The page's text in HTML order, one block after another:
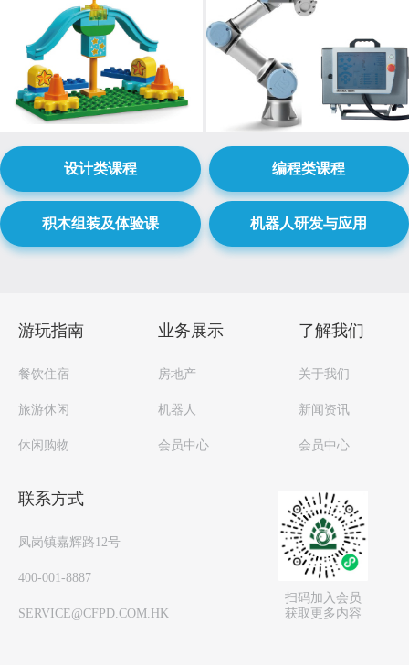
设计类课程 编程类课程
积木组装及体验课 机器人研发与应用
游玩指南
餐饮住宿
旅游休闲
休闲购物
房地产
机器人
会员中心
业务展示
关于我们
新闻资讯
会员中心
了解我们
联系方式
凤岗镇嘉辉路12号
400-001-8887
SERVICE@CFPD.COM.HK
扫码加入会员
获取更多内容